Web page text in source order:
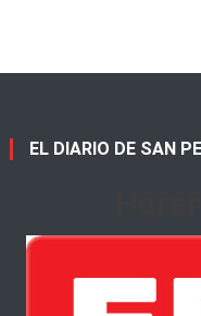
EL DIARIO DE SAN